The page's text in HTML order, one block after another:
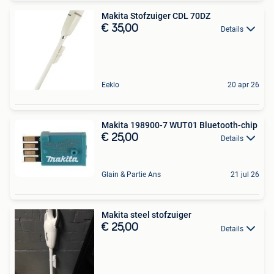
Makita Stofzuiger CDL 70DZ
€ 35,00 Details
Eeklo 20 apr 26
Makita 198900-7 WUT01 Bluetooth-chip
€ 25,00 Details
Glain & Partie Ans 21 jul 26
Makita steel stofzuiger
€ 25,00 Details